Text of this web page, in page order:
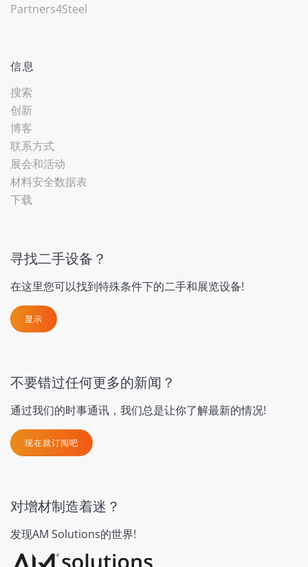
Partners4Steel
信息
搜索
创新
博客
联系方式
展会和活动
材料安全数据表
下载
寻找二手设备？
在这里您可以找到特殊条件下的二手和展览设备!
显示
不要错过任何更多的新闻？
通过我们的时事通讯，我们总是让你了解最新的情况!
现在就订阅吧
对增材制造着迷？
发现AM Solutions的世界!